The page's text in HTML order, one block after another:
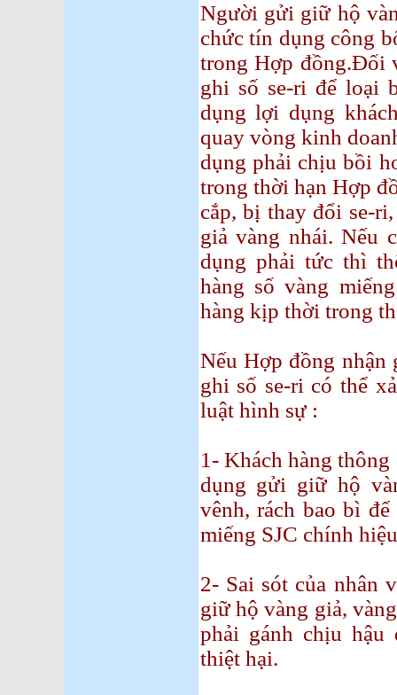
Người gửi giữ hộ
chức tín dụng công
trong Hợp đồng.Đối
ghi số se-ri để loại
dụng lợi dụng
quay vòng kinh
dụng phải chịu bồi
trong thời hạn Hợp
cắp, bị thay đổi se-
giả vàng nhái. Nếu
dụng phải tức thì
hàng số vàng
hàng kịp thời trong
Nếu Hợp đồng nhận
ghi số se-ri có thể
luật hình sự :
1- Khách hàng
dụng gửi giữ hộ
vênh, rách bao bì
miếng SJC chính
2- Sai sót của nhân
giữ hộ vàng giả,
phải gánh chịu hậu
thiệt hại.